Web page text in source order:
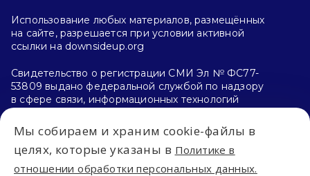
Использование любых материалов, размещённых
на сайте, разрешается при условии активной
ссылки на downsideup.org
Свидетельство о регистрации СМИ Эл № ФС77-
53809 выдано федеральной службой по надзору
в сфере связи, информационных технологий
и массовых коммуникаций (Роскомнадзор)
26.04.2013 г.
Политика конфиденциальности
Мы собираем и храним cookie-файлы в
целях, которые указаны в Политике в
отношении обработки персональных данных.